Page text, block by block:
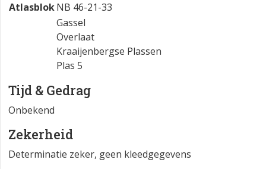
AtlasblokNB 46-21-33
Gassel
Overlaat
Kraaijenbergse Plassen
Plas 5
Tijd & Gedrag
Onbekend
Zekerheid
Determinatie zeker, geen kleedgegevens